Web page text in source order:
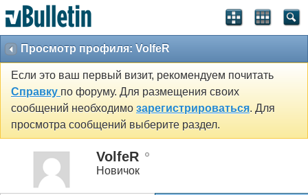
Просмотр профиля: VolfeR
Если это ваш первый визит, рекомендуем почитать
Справку по форуму. Для размещения своих
сообщений необходимо зарегистрироваться. Для
просмотра сообщений выберите раздел.
VolfeR
Новичок